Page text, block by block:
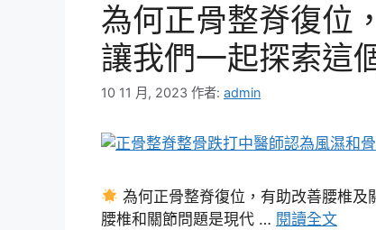
為何正骨整脊復位
讓我們一起探索這
10 11 月, 2023 作者: admin
為何正骨整脊復位，有助改善腰椎及
腰椎和關節問題是現代 … 閱讀全文